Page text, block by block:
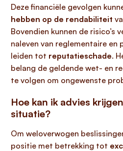
Deze financiële gevolgen
hebben op de rendabiliteit
Bovendien kunnen de risico’s
naleven van reglementaire en
leiden tot reputatieschade.
belang de geldende wet- en
te volgen om ongewenste
Hoe kan ik advies
situatie?
Om weloverwogen
positie met betrekking tot